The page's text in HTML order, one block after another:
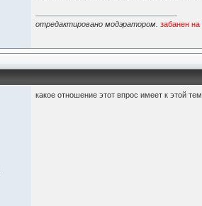
отредактировано модэратором. забанен
какое отношение этот впрос имеет к этой